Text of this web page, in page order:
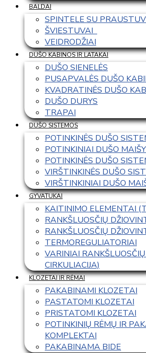
BALDAI
SPINTELE SU
ŠVIESTUVAI
VEIDRODŽIAI
DUŠO KABINOS IR LATAKAI
DUŠO SIENELĖS
PUSAPVALĖS DUŠO
KVADRATINĖS DUŠO
DUŠO DURYS
TRAPAI
DUŠO SISTEMOS
POTINKINĖS DUŠO
POTINKINIAI DUŠO
POTINKINĖS DUŠO
VIRŠTINKINĖS DUŠO
VIRŠTINKINIAI DUŠO
GYVATUKAI
KAITINIMO ELEMENTAI
RANKŠLUOSČIŲ
RANKŠLUOSČIŲ
TERMOREGULIATORIAI
VARINIAI
CIRKULIACIJA)
KLOZETAI IR RĖMAI
PAKABINAMI KLOZETAI
PASTATOMI KLOZETAI
PRISTATOMI KLOZETAI
POTINKINIŲ RĖMŲ IR
KOMPLEKTAI
PAKABINAMA BIDE